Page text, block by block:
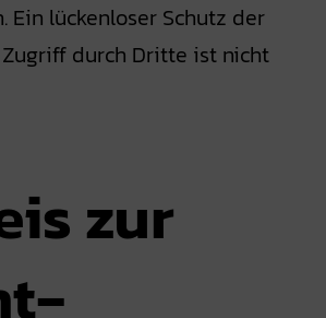
Ein lückenloser Schutz der
durch Dritte ist nicht
zur